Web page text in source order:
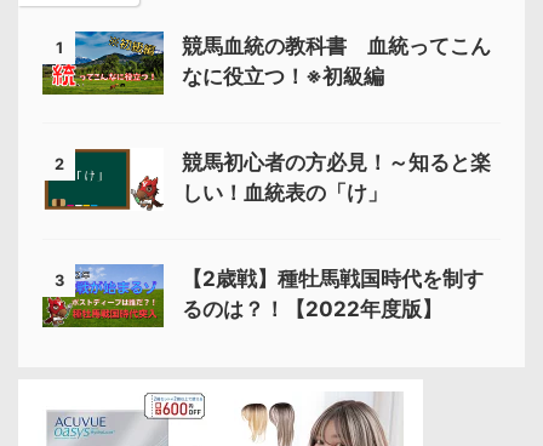
1
競馬血統の教科書 血統ってこん
なに役立つ！※初級編
2
競馬初心者の方必見！～知ると楽
しい！血統表の「け」
3
【2歳戦】種牡馬戦国時代を制す
るのは？！【2022年度版】